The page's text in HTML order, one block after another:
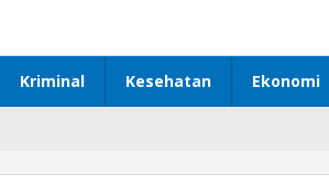
Kriminal Kesehatan Ekonomi